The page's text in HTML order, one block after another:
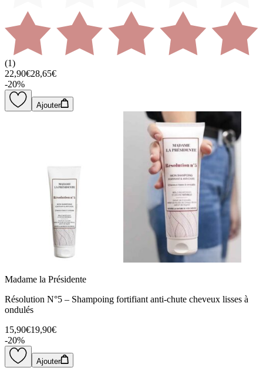
(1)
22,90€28,65€
-20%
Ajouter
Madame la Présidente
Résolution N°5 – Shampoing fortifiant anti-chute cheveux lisses à
ondulés
15,90€19,90€
-20%
Ajouter